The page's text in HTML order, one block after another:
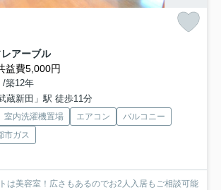
アーブル
益費5,000円
/築12年
蔵新田」駅 徒歩11分
室内洗濯機置場 エアコン
バルコニー
市ガス
は美容室！広さもあるのでお2人入居もご相談可能